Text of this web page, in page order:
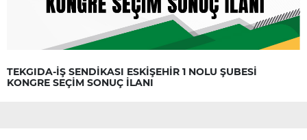
TEKGIDA-İŞ SENDİKASI ESKİŞEHİR 1 NOLU ŞUBESİ
KONGRE SEÇİM SONUÇ İLANI